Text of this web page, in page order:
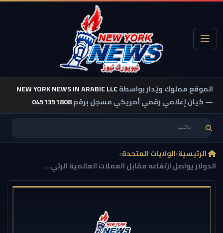
الموقع مملوك ويُدار بواسطةNEW YORK NEWS IN ARABIC LLC
— كيان إعلامي رقمي أمريكي مسجل برقم0451351808
الرئيسية›الولايات المتحدة›
الدولار يواصل ارتفاعه مقابل العملات العالمية الرئي...